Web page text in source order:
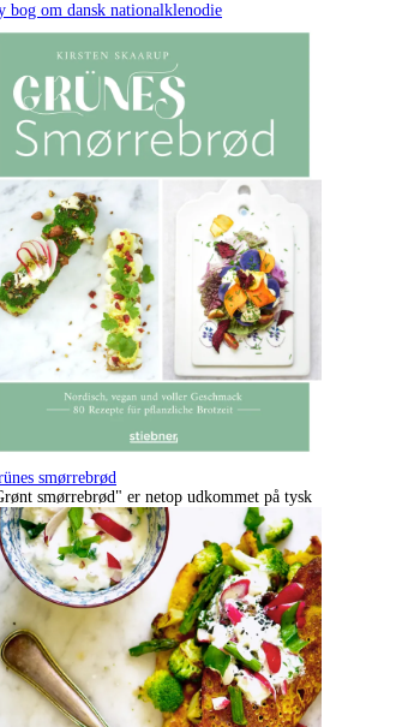
bog om dansk nationalklenodie
smørrebrød
smørrebrød" er netop udkommet på tysk